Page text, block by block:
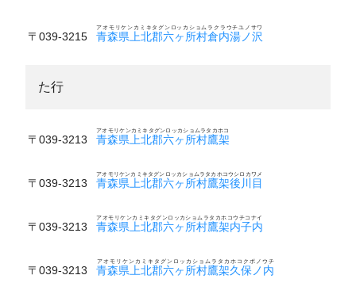
〒039-3215 青森県上北郡六ヶ所村倉内湯ノ沢
アオモリケンカミキタグンロッカショムラクラウチユノサワ
た行
〒039-3213 青森県上北郡六ヶ所村鷹架
アオモリケンカミキタグンロッカショムラタカホコ
〒039-3213 青森県上北郡六ヶ所村鷹架後川目
アオモリケンカミキタグンロッカショムラタカホコウシロカワメ
〒039-3213 青森県上北郡六ヶ所村鷹架内子内
アオモリケンカミキタグンロッカショムラタカホコウチコナイ
〒039-3213 青森県上北郡六ヶ所村鷹架久保ノ内
アオモリケンカミキタグンロッカショムラタカホコクボノウチ